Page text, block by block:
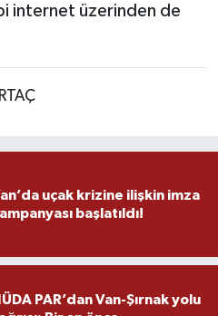
internet üzerinden de
uçak krizine ilişkin imza
başlatıldı!
PAR’dan Van-Şırnak yolu